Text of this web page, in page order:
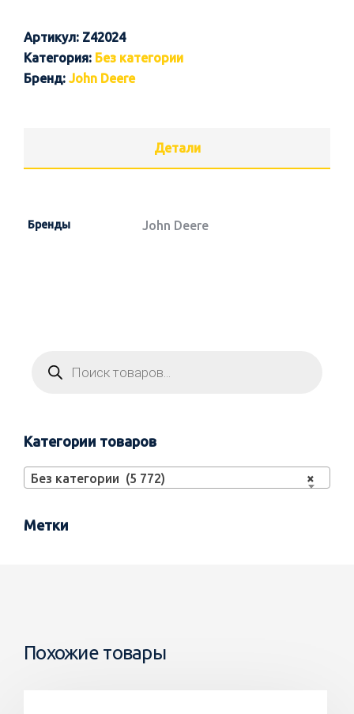
Артикул: Z42024
Категория: Без категории
Бренд: John Deere
Детали
Бренды John Deere
Категории товаров
×
Без категории (5 772)
Метки
Похожие товары